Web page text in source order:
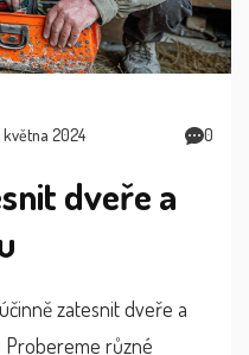
2024 0
dveře a
zatesnit dveře a
různé